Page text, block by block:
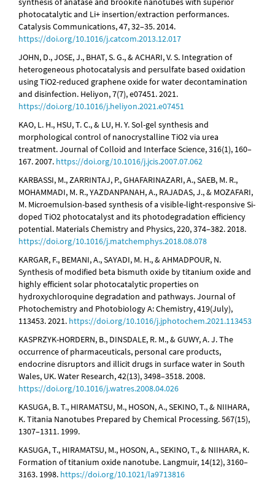
photocatalytic and Li+ insertion/extraction performances.
Catalysis Communications, 47, 32–35. 2014.
https://doi.org/10.1016/j.catcom.2013.12.017
JOHN, D., JOSE, J., BHAT, S. G., & ACHARI, V. S. Integration of
heterogeneous photocatalysis and persulfate based oxidation
using TiO2-reduced graphene oxide for water decontamination
and disinfection. Heliyon, 7(7), e07451. 2021.
https://doi.org/10.1016/j.heliyon.2021.e07451
KAO, L. H., HSU, T. C., & LU, H. Y. Sol-gel synthesis and
morphological control of nanocrystalline TiO2 via urea
treatment. Journal of Colloid and Interface Science, 316(1), 160–
167. 2007. https://doi.org/10.1016/j.jcis.2007.07.062
KARBASSI, M., ZARRINTAJ, P., GHAFARINAZARI, A., SAEB, M. R.,
MOHAMMADI, M. R., YAZDANPANAH, A., RAJADAS, J., & MOZAFARI,
M. Microemulsion-based synthesis of a visible-light-responsive Si-
doped TiO2 photocatalyst and its photodegradation efficiency
potential. Materials Chemistry and Physics, 220, 374–382. 2018.
https://doi.org/10.1016/j.matchemphys.2018.08.078
KARGAR, F., BEMANI, A., SAYADI, M. H., & AHMADPOUR, N.
Synthesis of modified beta bismuth oxide by titanium oxide and
highly efficient solar photocatalytic properties on
hydroxychloroquine degradation and pathways. Journal of
Photochemistry and Photobiology A: Chemistry, 419(July),
113453. 2021. https://doi.org/10.1016/j.jphotochem.2021.113453
KASPRZYK-HORDERN, B., DINSDALE, R. M., & GUWY, A. J. The
occurrence of pharmaceuticals, personal care products,
endocrine disruptors and illicit drugs in surface water in South
Wales, UK. Water Research, 42(13), 3498–3518. 2008.
https://doi.org/10.1016/j.watres.2008.04.026
KASUGA, B. T., HIRAMATSU, M., HOSON, A., SEKINO, T., & NIIHARA,
K. Titania Nanotubes Prepared by Chemical Processing. 567(15),
1307–1311. 1999.
KASUGA, T., HIRAMATSU, M., HOSON, A., SEKINO, T., & NIIHARA, K.
Formation of titanium oxide nanotube. Langmuir, 14(12), 3160–
3163. 1998. https://doi.org/10.1021/la9713816